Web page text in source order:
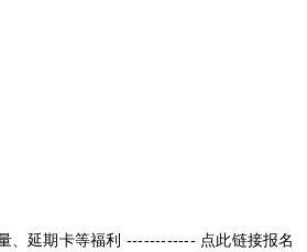
、延期卡等福利 ------------ 点此链接报名